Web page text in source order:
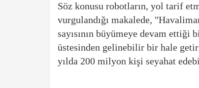
Söz konusu robotların, yol tarif
vurgulandığı makalede,
sayısının büyümeye devam
üstesinden gelinebilir bir hale
yılda 200 milyon kişi seyahat